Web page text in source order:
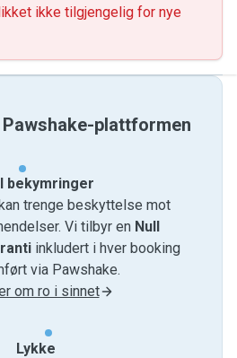
ikke tilgjengelig for nye
plattformen
bekymringer
trenge beskyttelse mot
Vi tilbyr en Null
inkludert i hver booking
via Pawshake.
om ro i sinnet
Lykke